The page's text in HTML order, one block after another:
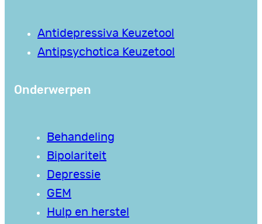
Antidepressiva Keuzetool
Antipsychotica Keuzetool
Onderwerpen
Behandeling
Bipolariteit
Depressie
GEM
Hulp en herstel